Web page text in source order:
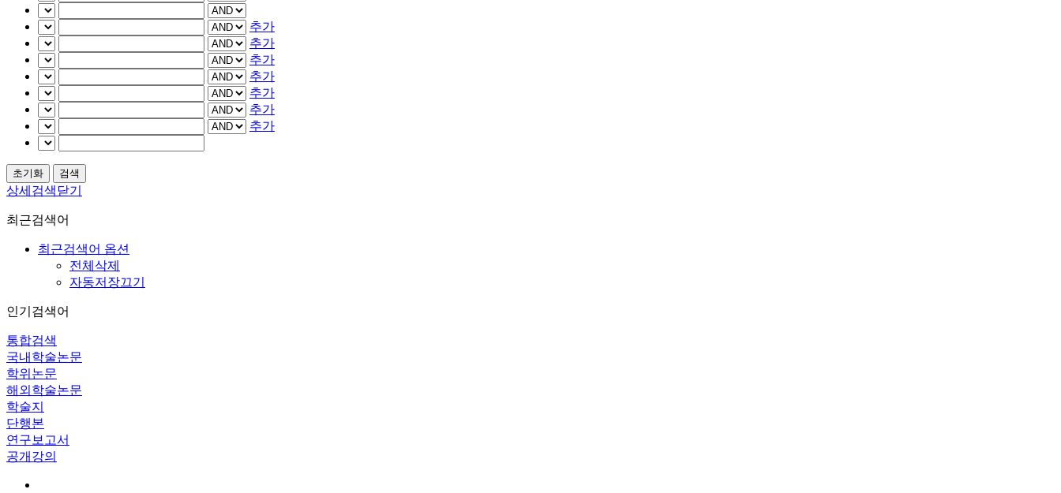
추가
추가
추가
추가
추가
추가
추가
상세검색닫기
최근검색어
최근검색어 옵션
전체삭제
자동저장끄기
인기검색어
통합검색
국내학술논문
학위논문
해외학술논문
학술지
단행본
연구보고서
공개강의